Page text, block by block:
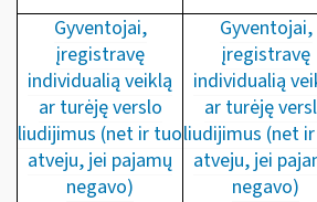
Gyventojai,
įregistravę
individualią veiklą
ar turėję verslo
liudijimus (net ir tuo
atveju, jei pajamų
negavo)
Gyventojai,
įregistravę
individualią
ar turėję
liudijimus (net
atveju, jei
negavo)